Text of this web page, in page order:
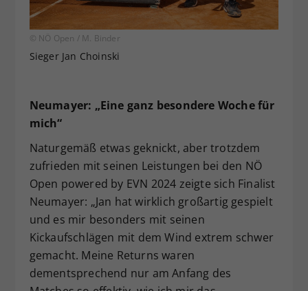
© NÖ Open / M. Binder
Sieger Jan Choinski
Neumayer: „Eine ganz besondere Woche für
mich“
Naturgemäß etwas geknickt, aber trotzdem
zufrieden mit seinen Leistungen bei den NÖ
Open powered by EVN 2024 zeigte sich Finalist
Neumayer: „Jan hat wirklich großartig gespielt
und es mir besonders mit seinen
Kickaufschlägen mit dem Wind extrem schwer
gemacht. Meine Returns waren
dementsprechend nur am Anfang des